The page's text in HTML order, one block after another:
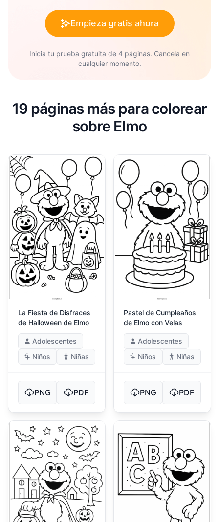
Empieza gratis ahora
Inicia tu prueba gratuita de 4 páginas. Cancela en
cualquier momento.
19 páginas más para colorear
sobre Elmo
La Fiesta de Disfraces
de Halloween de Elmo
Adolescentes
Niños
Niñas
PNG PDF
Pastel de Cumpleaños
de Elmo con Velas
Adolescentes
Niños
Niñas
PNG PDF